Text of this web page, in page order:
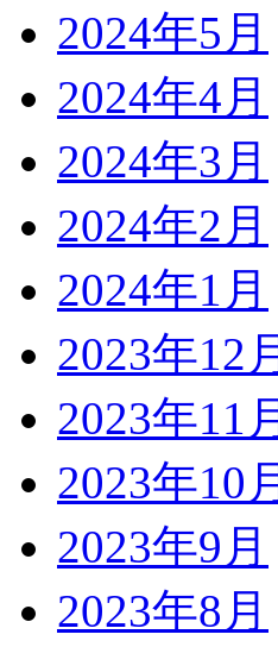
2024年5月
2024年4月
2024年3月
2024年2月
2024年1月
2023年12月
2023年11月
2023年10月
2023年9月
2023年8月